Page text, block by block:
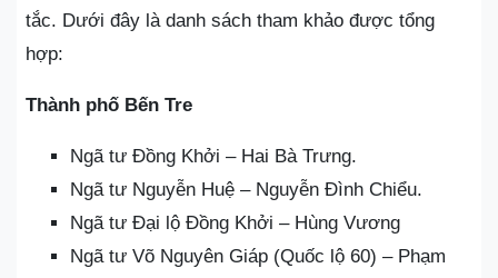
tắc. Dưới đây là danh sách tham khảo được tổng
hợp:
Thành phố Bến Tre
Ngã tư Đồng Khởi – Hai Bà Trưng.
Ngã tư Nguyễn Huệ – Nguyễn Đình Chiểu.
Ngã tư Đại lộ Đồng Khởi – Hùng Vương
Ngã tư Võ Nguyên Giáp (Quốc lộ 60) – Phạm